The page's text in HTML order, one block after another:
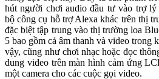
hút người chơi audio đầu tư vào trợ
bộ công cụ hỗ trợ Alexa khác trên thị
đặc biệt tập trung vào thị trường loa
5 bao gồm cả âm thanh và video trong
vậy, cũng như chơi nhạc hoặc đọc
dung video trên màn hình cảm ứng
một camera cho các cuộc gọi video.